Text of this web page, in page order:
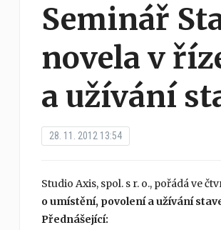
Seminář
novela v
a užívání
28. 11. 2012 13:54
Studio Axis, spol. s r. o., pořádá ve
o umístění, povolení a užívání
Přednášející: